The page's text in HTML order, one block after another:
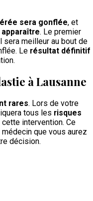
sera gonflée, et
. Le premier
sera meilleur au bout de
Le résultat définitif
à Lausanne
rares. Lors de votre
tous les risques
cette intervention. Ce
médecin que vous aurez
décision.